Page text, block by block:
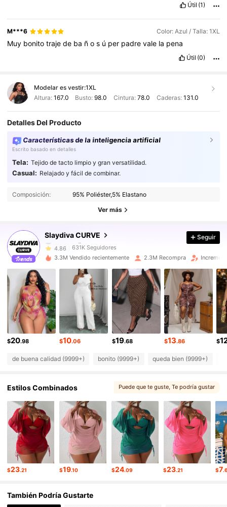
Útil (1)
M***6 Color: Azul / Talla: 1XL
Muy bonitotrajede ba ños ú per padrevale la pena
Útil (0)
Modelar es vestir:1XL
Altura: 167.0 Busto:98.0 Cintura: 78.0 Caderas: 131.0
Detalles Del Producto
Características de la inteligencia artificial
Escrito basado en detalles
Tela: Tejido de tacto limpio y gran versatilidad.
Casual: Relajado y fácil de combinar.
Composición: 95% Poliéster,5% Elastano
Ver más
Slaydiva CURVE
631K Seguidores
631K Seguidores
4.86
4.86 631K Seguidores
631K Seguidores
631K Seguidores
4.86 631K Seguidores
4.86 631K Seguidores
4.86 631K Seguidores
4.86 631K Seguidores
Seguir
3.3M Vendido recientemente 2.3M Recompra
$20.98 $10.06 $19.68 $13.86 $
de buena calidad (9999+) bonito (9999+) queda bien (9999+)
Estilos Combinados Puede que te guste, Te podría gustar
$23.21 $19.10 $24.09 $23.21 $7
También Podría Gustarte